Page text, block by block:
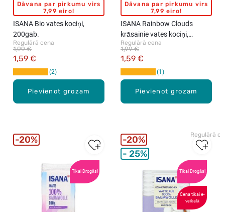
Pievienot grozam
Dāvana par pirkumu virs
7,99 eiro!
ISANA Bio vates kociņi,
200gab.
Regulārā cena
1,59 €
1,99 €
2
Pievienot grozam
Dāvana par pirkumu virs
7,99 eiro!
ISANA Rainbow Clouds
krāsainie vates kociņi,
200gab.
Regulārā cena
1,59 €
1,99 €
1
Tikai Drogās!
20%
Tikai Drogās!
Cena tikai e-
veikalā
Regulārā
20%
25%